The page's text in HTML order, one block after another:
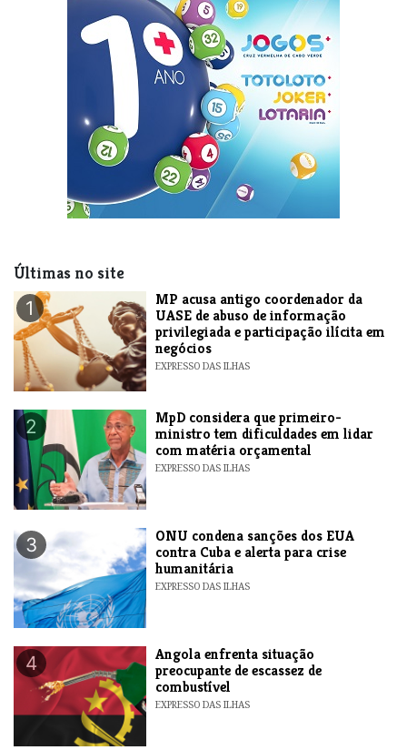
Últimas no site
1
MP acusa antigo coordenador da
UASE de abuso de informação
privilegiada e participação ilícita em
negócios
EXPRESSO DAS ILHAS
2
MpD considera que primeiro-
ministro tem dificuldades em lidar
com matéria orçamental
EXPRESSO DAS ILHAS
3
ONU condena sanções dos EUA
contra Cuba e alerta para crise
humanitária
EXPRESSO DAS ILHAS
4
Angola enfrenta situação
preocupante de escassez de
combustível
EXPRESSO DAS ILHAS